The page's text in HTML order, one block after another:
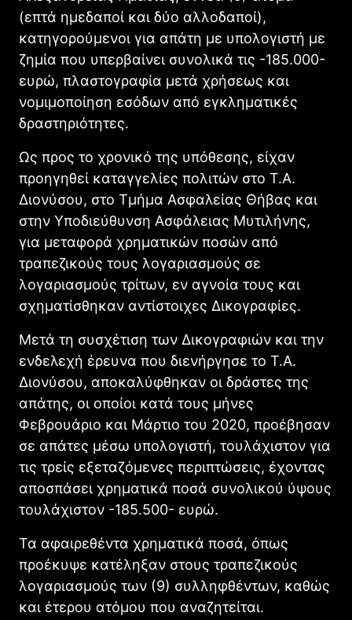
(επτά ημεδαποί και δύο αλλοδαποί),
κατηγορούμενοι για απάτη με υπολογιστή με
ζημία που υπερβαίνει συνολικά τις -185.000-
ευρώ, πλαστογραφία μετά χρήσεως και
νομιμοποίηση εσόδων από εγκληματικές
δραστηριότητες.
Ως προς το χρονικό της υπόθεσης, είχαν
προηγηθεί καταγγελίες πολιτών στο Τ.Α.
Διονύσου, στο Τμήμα Ασφαλείας Θήβας και
στην Υποδιεύθυνση Ασφάλειας Μυτιλήνης,
για μεταφορά χρηματικών ποσών από
τραπεζικούς τους λογαριασμούς σε
λογαριασμούς τρίτων, εν αγνοία τους και
σχηματίσθηκαν αντίστοιχες Δικογραφίες.
Μετά τη συσχέτιση των Δικογραφιών και την
ενδελεχή έρευνα που διενήργησε το Τ.Α.
Διονύσου, αποκαλύφθηκαν οι δράστες της
απάτης, οι οποίοι κατά τους μήνες
Φεβρουάριο και Μάρτιο του 2020, προέβησαν
σε απάτες μέσω υπολογιστή, τουλάχιστον για
τις τρείς εξεταζόμενες περιπτώσεις, έχοντας
αποσπάσει χρηματικά ποσά συνολικού ύψους
τουλάχιστον -185.500- ευρώ.
Τα αφαιρεθέντα χρηματικά ποσά, όπως
προέκυψε κατέληξαν στους τραπεζικούς
λογαριασμούς των (9) συλληφθέντων, καθώς
και έτερου ατόμου που αναζητείται.